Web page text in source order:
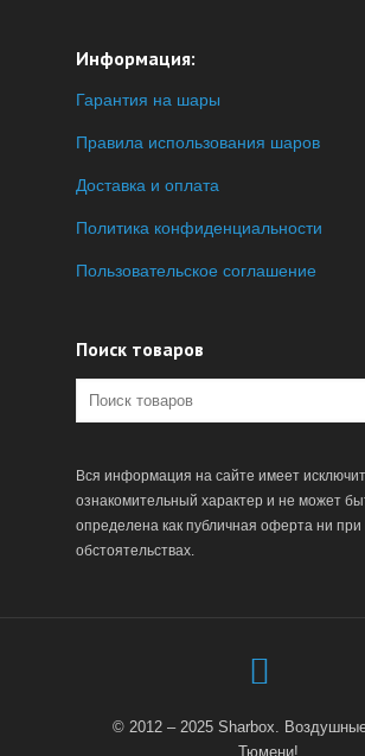
Информация:
Гарантия на шары
Правила использования шаров
Доставка и оплата
Политика конфиденциальности
Пользовательское соглашение
Поиск товаров
Вся информация на сайте имеет
ознакомительный характер и не может
определена как публичная оферта ни при
обстоятельствах.
© 2012 – 2025 Sharbox.
Тюмени!